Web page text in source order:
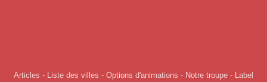
Articles - Liste des villes - Options d'animations - Notre troupe - Label